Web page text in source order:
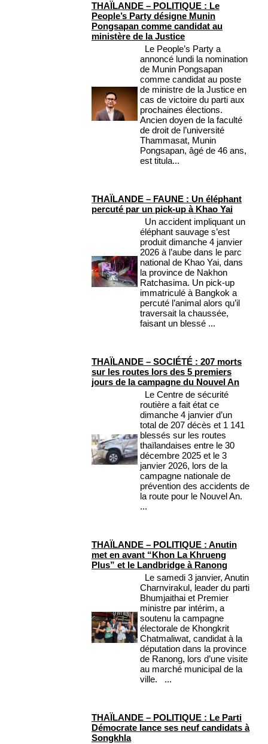
THAÏLANDE – POLITIQUE : Le
People’s Party désigne Munin
Pongsapan comme candidat au
ministère de la Justice
Le People’s Party a
annoncé lundi la nomination
de Munin Pongsapan
comme candidat au poste
de ministre de la Justice en
cas de victoire du parti aux
prochaines élections.
Ancien doyen de la faculté
de droit de l’université
Thammasat, Munin
Pongsapan, âgé de 46 ans,
est titula...
THAÏLANDE – FAUNE : Un éléphant
percuté par un pick-up à Khao Yai
Un accident impliquant un
éléphant sauvage s’est
produit dimanche 4 janvier
2026 à l’aube dans le parc
national de Khao Yai, dans
la province de Nakhon
Ratchasima. Un pick-up
immatriculé à Bangkok a
percuté l’animal alors qu’il
traversait la chaussée,
faisant un blessé ...
THAÏLANDE – SOCIÉTÉ : 207 morts
sur les routes lors des 5 premiers
jours de la campagne du Nouvel An
Le Centre de sécurité
routière a fait état ce
dimanche 4 janvier d’un
total de 207 décès et 1 141
blessés sur les routes
thaïlandaises entre le 30
décembre 2025 et le 3
janvier 2026, lors de la
campagne nationale de
prévention des accidents de
la route pour le Nouvel An.
...
THAÏLANDE – POLITIQUE : Anutin
met en avant “Khon La Khrueng
Plus” et le Landbridge à Ranong
Le samedi 3 janvier, Anutin
Charnvirakul, leader du parti
Bhumjaithai et Premier
ministre par intérim, a
soutenu la campagne
électorale de Khongkrit
Chatmaliwat, candidat à la
députation dans la province
de Ranong, lors d’une visite
au marché municipal de la
ville. ...
THAÏLANDE – POLITIQUE : Le Parti
Démocrate lance ses neuf candidats à
Songkhla